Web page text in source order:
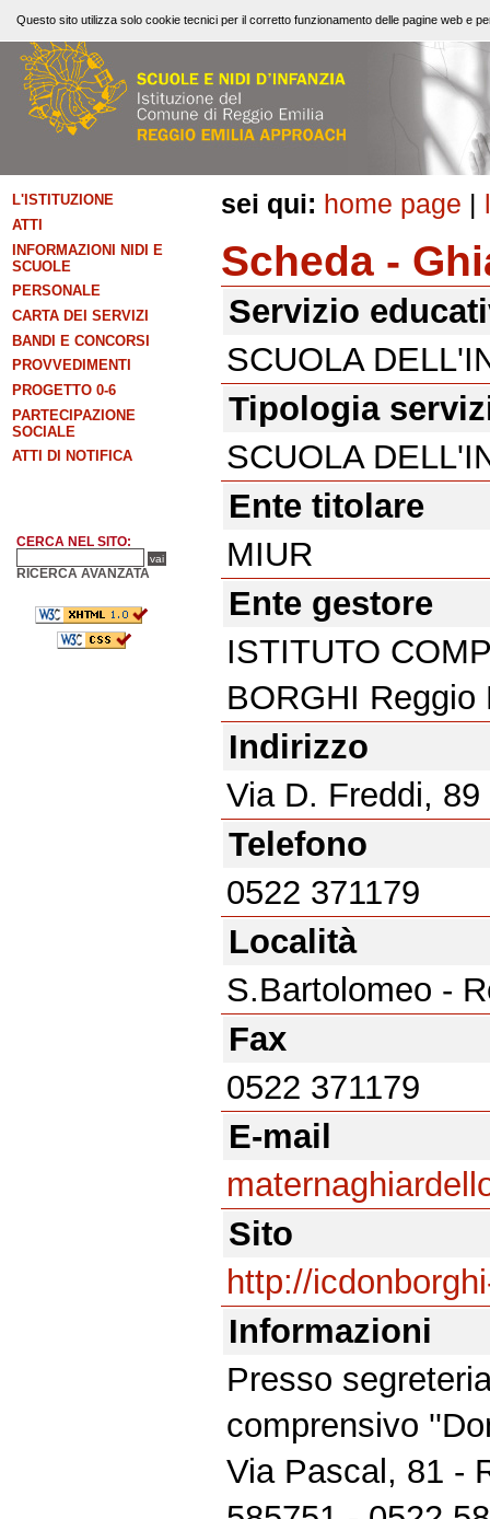
sei qui: home page |
Scheda -
Servizio
SCUOLA
Tipologia
SCUOLA
Ente titolare
MIUR
Ente gestore
ISTITUTO
BORGHI Reggio
Indirizzo
Via D. Freddi, 89
Telefono
0522 371179
Località
S.Bartolomeo -
Fax
0522 371179
E-mail
Sito
http://
Informazioni
Presso
comprensivo
Via Pascal, 81 -
L'ISTITUZIONE
ATTI
INFORMAZIONI NIDI E
SCUOLE
PERSONALE
CARTA DEI SERVIZI
BANDI E CONCORSI
PROVVEDIMENTI
PROGETTO 0-6
PARTECIPAZIONE
SOCIALE
ATTI DI NOTIFICA
CERCA NEL SITO:
RICERCA AVANZATA
Questo sito utilizza solo cookie tecnici per il corretto funzionamento delle pagine web e